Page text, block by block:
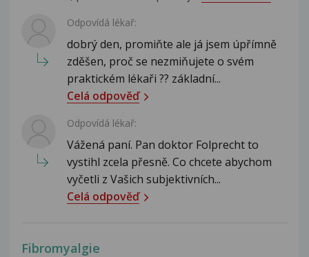
Odpovídá lékař:
dobrý den, promiňte ale já jsem úpřímně
zděšen, proč se nezmiňujete o svém
praktickém lékaři ?? základní...
Celá odpověď
Odpovídá lékař:
Vážená paní. Pan doktor Folprecht to
vystihl zcela přesně. Co chcete abychom
vyčetli z Vašich subjektivních...
Celá odpověď
Fibromyalgie